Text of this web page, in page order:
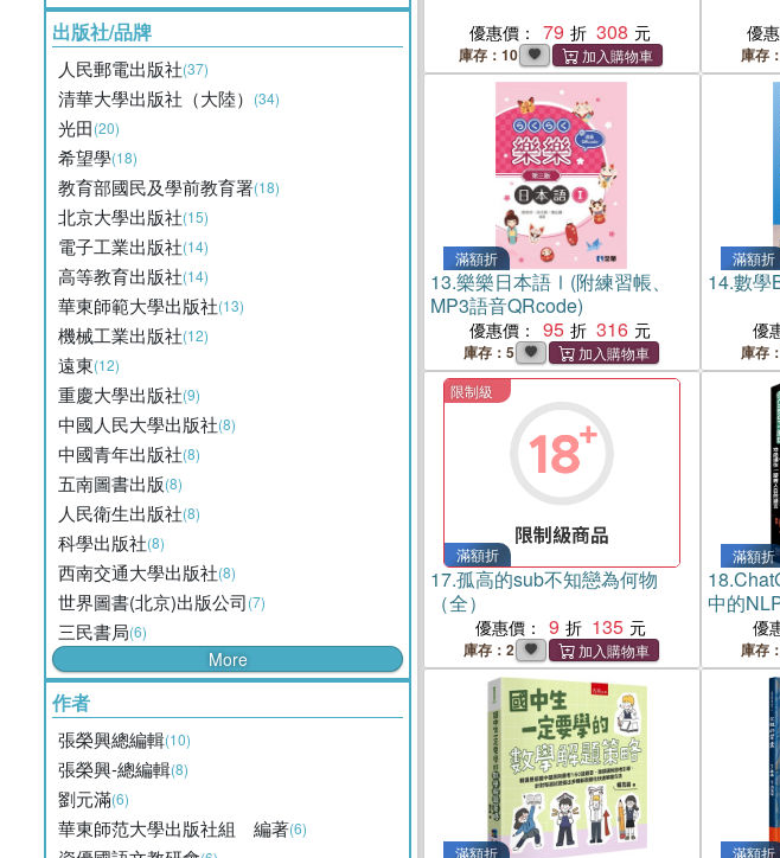
出版社/品牌
人民郵電出版社(37)
清華大學出版社（大陸） (34)
光田(20)
希望學(18)
教育部國民及學前教育署(18)
北京大學出版社(15)
電子工業出版社(14)
高等教育出版社(14)
華東師範大學出版社(13)
機械工業出版社(12)
遠東(12)
重慶大學出版社(9)
中國人民大學出版社(8)
中國青年出版社(8)
五南圖書出版(8)
人民衛生出版社(8)
科學出版社(8)
西南交通大學出版社(8)
世界圖書(北京)出版公司(7)
三民書局(6)
More
作者
張榮興總編輯(10)
張榮興-總編輯(8)
劉元滿(6)
華東師范大學出版社組 編著(6)
優惠價： 79 308
庫存：10
優
庫存
滿額折
13.樂樂日本語Ⅰ(附練習帳、
MP3語音QRcode)
優惠價： 95 316
庫存：5
滿額折
14.數學
優
庫存
限制級
滿額折
17.孤高的sub不知戀為何物
（全）
優惠價： 9 135
庫存：2
滿額折
18.
中的
然語言
優
庫存
滿額折 滿額折